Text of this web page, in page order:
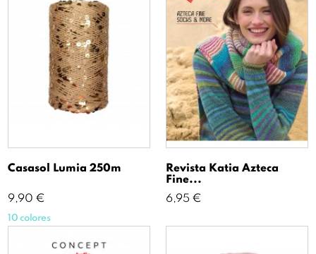
Casasol Lumia 250m
Precio
9,90 €
10 colores
Revista Katia Azteca
Fine...
Precio
6,95 €